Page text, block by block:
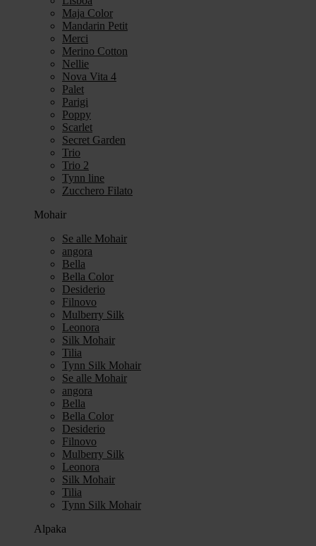
Maja Color
Mandarin Petit
Merci
Merino Cotton
Nellie
Nova Vita 4
Palet
Parigi
Poppy
Scarlet
Secret Garden
Trio
Trio 2
Tynn line
Zucchero Filato
Mohair
Se alle Mohair
angora
Bella
Bella Color
Desiderio
Filnovo
Mulberry Silk
Leonora
Silk Mohair
Tilia
Tynn Silk Mohair
Se alle Mohair
angora
Bella
Bella Color
Desiderio
Filnovo
Mulberry Silk
Leonora
Silk Mohair
Tilia
Tynn Silk Mohair
Alpaka